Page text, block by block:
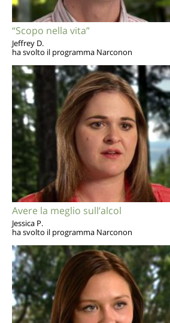
“Scopo nella vita”
Jeffrey D.
ha svolto il programma Narconon
Avere la meglio sull’alcol
Jessica P.
ha svolto il programma Narconon